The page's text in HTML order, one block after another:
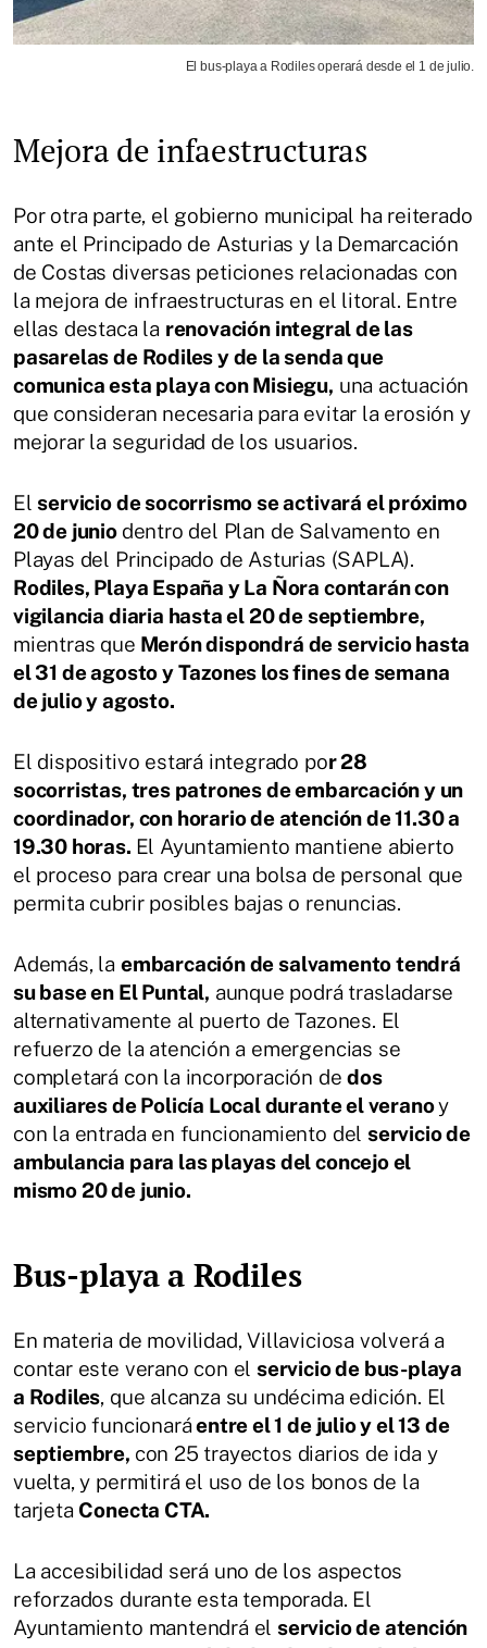
El bus-playa a Rodiles operará desde el 1 de julio.
Mejora de infaestructuras
Por otra parte, el gobierno municipal ha reiterado
ante el Principado de Asturias y la Demarcación
de Costas diversas peticiones relacionadas con
la mejora de infraestructuras en el litoral. Entre
ellas destaca la renovación integral de las
pasarelas de Rodiles y de la senda que
comunica esta playa con Misiegu, una actuación
que consideran necesaria para evitar la erosión y
mejorar la seguridad de los usuarios.
Elservicio de socorrismo se activará el próximo
20 de junio dentro del Plan de Salvamento en
Playas del Principado de Asturias (SAPLA).
Rodiles, Playa España y La Ñora contarán con
vigilancia diaria hasta el 20 de septiembre,
mientras que Merón dispondrá de servicio hasta
el 31 de agosto y Tazones los fines de semana
de julio y agosto.
El dispositivo estará integrado por 28
socorristas, tres patrones de embarcación y un
coordinador, con horario de atención de 11.30 a
19.30 horas. El Ayuntamiento mantiene abierto
el proceso para crear una bolsa de personal que
permita cubrir posibles bajas o renuncias.
Además, la embarcación de salvamento tendrá
su base en El Puntal, aunque podrá trasladarse
alternativamente al puerto de Tazones. El
refuerzo de la atención a emergencias se
completará con la incorporación dedos
auxiliares de Policía Local durante el veranoy
con la entrada en funcionamiento del servicio de
ambulancia para las playas del concejo el
mismo 20 de junio.
Bus-playa a Rodiles
En materia de movilidad, Villaviciosa volverá a
contar este verano con elservicio de bus-playa
a Rodiles, que alcanza su undécima edición. El
servicio funcionaráentre el 1 de julio y el 13 de
septiembre, con 25 trayectos diarios de ida y
vuelta, y permitirá el uso de los bonos de la
tarjeta Conecta CTA.
La accesibilidad será uno de los aspectos
reforzados durante esta temporada. El
Ayuntamiento mantendrá elservicio de atención